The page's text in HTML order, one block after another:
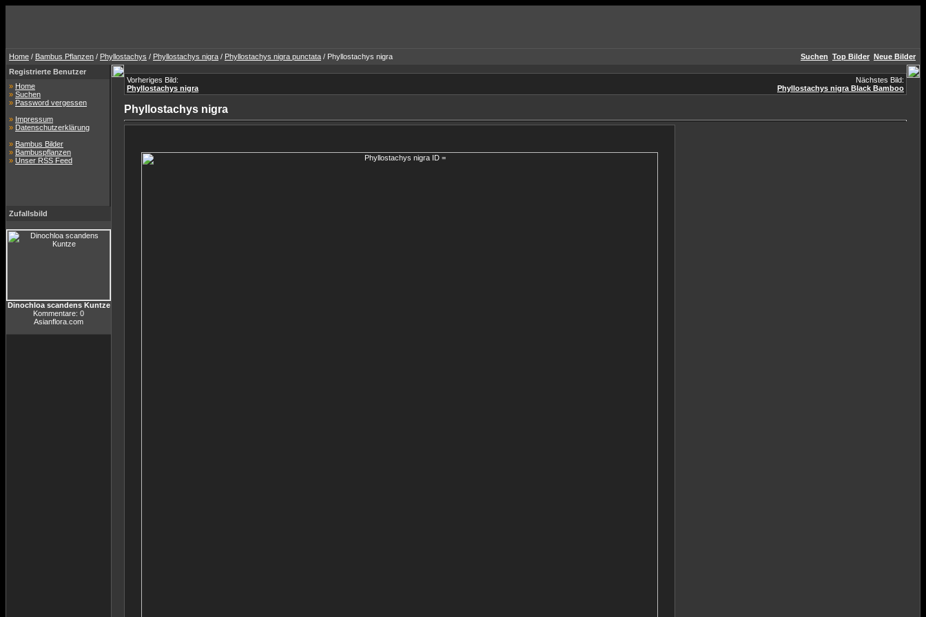
Home / Bambus Pflanzen / Phyllostachys / Phyllostachys nigra / Phyllostachys nigra punctata / Phyllostachys nigra Suchen Top Bilder Neue Bilder
Registrierte Benutzer
» Home
» Suchen
» Password vergessen
» Impressum
» Datenschutzerklärung
» Bambus Bilder
» Bambuspflanzen
» Unser RSS Feed
Zufallsbild
Dinochloa scandens Kuntze
Kommentare: 0
Asianflora.com
Vorheriges Bild:
Phyllostachys nigra
Nächstes Bild:
Phyllostachys nigra Black Bamboo
Phyllostachys nigra